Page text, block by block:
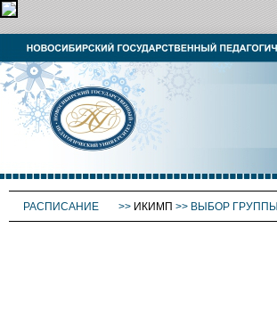
РАСПИСАНИЕ >> ИКИМП >> ВЫБОР ГРУППЫ